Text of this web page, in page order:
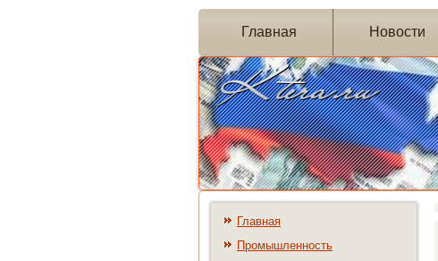
Главная Новости
Главная
Промышленность